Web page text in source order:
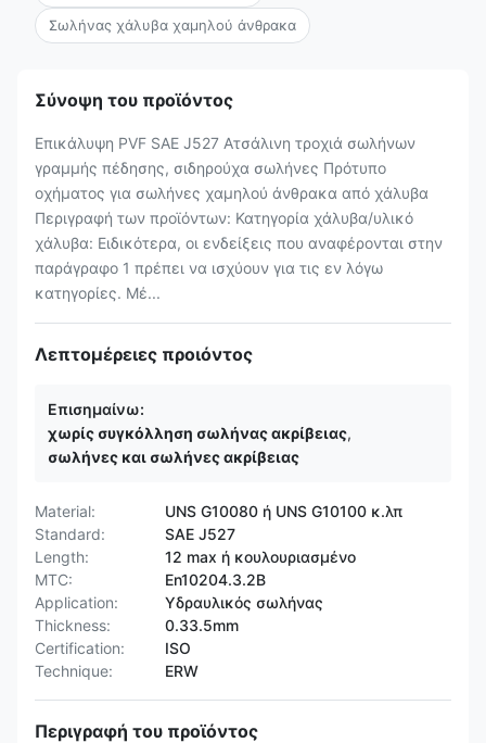
Σωλήνας χάλυβα χαμηλού άνθρακα
Σύνοψη του προϊόντος
Επικάλυψη PVF SAE J527 Ατσάλινη τροχιά σωλήνων
γραμμής πέδησης, σιδηρούχα σωλήνες Πρότυπο
οχήματος για σωλήνες χαμηλού άνθρακα από χάλυβα
Περιγραφή των προϊόντων: Κατηγορία χάλυβα/υλικό
χάλυβα: Ειδικότερα, οι ενδείξεις που αναφέρονται στην
παράγραφο 1 πρέπει να ισχύουν για τις εν λόγω
κατηγορίες. Μέ...
Λεπτομέρειες προιόντος
Επισημαίνω:
χωρίς συγκόλληση σωλήνας ακρίβειας,
σωλήνες και σωλήνες ακρίβειας
Material:
UNS G10080 ή UNS G10100 κ.λπ
Standard:
SAE J527
Length:
12 max ή κουλουριασμένο
MTC:
En10204.3.2B
Application:
Υδραυλικός σωλήνας
Thickness:
0.33.5mm
Certification:
ISO
Technique:
ERW
Περιγραφή του προϊόντος